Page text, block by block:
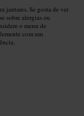
jantares. Se gosta de ver
sobre alergias ou
o menu de
com um